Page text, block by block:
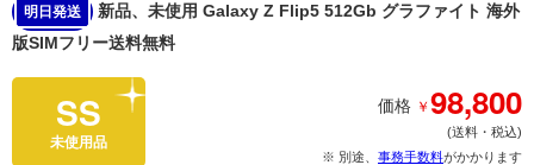
明日発送
新品、未使用 Galaxy Z Flip5 512Gb グラファイト 海外
版SIMフリー送料無料
SS
未使用品
価格 ￥98,800
(送料・税込)
※ 別途、 事務手数料がかかります